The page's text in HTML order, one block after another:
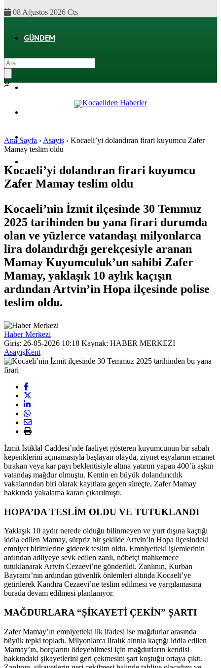
08 Ağustos 2026 Cts
GÜNDEM
SPOR
SAĞLIK
Ana Sayfa › Asayiş › Kocaeli’yi dolandıran firari kuyumcu Zafer
Mamay teslim oldu
Kocaeli’yi dolandıran firari kuyumcu
Zafer Mamay teslim oldu
Kocaeli’nin İzmit ilçesinde 30 Temmuz
2025 tarihinden bu yana firari durumda
olan ve yüzlerce vatandaşı milyonlarca
lira dolandırdığı gerekçesiyle aranan
Mamay Kuyumculuk’un sahibi Zafer
Mamay, yaklaşık 10 aylık kaçışın
ardından Artvin’in Hopa ilçesinde polise
teslim oldu.
Haber Merkezi
Giriş: 26-05-2026 10:18 Kaynak: HABER MERKEZI
AsayişKent
İzmit İstiklal Caddesi’nde faaliyet gösteren kuyumcunun bir sabah
kepenklerini açmamasıyla başlayan olayda, ziynet eşyalarını emanet
bırakan veya kar payı beklentisiyle altına yatırım yapan 400’ü aşkın
vatandaş mağdur olmuştu. Kentin en büyük dolandırıcılık
vakalarından biri olarak kayıtlara geçen süreçte, Zafer Mamay
hakkında yakalama kararı çıkarılmıştı.
HOPA’DA TESLİM OLDU VE TUTUKLANDI
Yaklaşık 10 aydır nerede olduğu bilinmeyen ve yurt dışına kaçtığı
iddia edilen Mamay, sürpriz bir şekilde Artvin’in Hopa ilçesindeki
emniyet birimlerine giderek teslim oldu. Emniyetteki işlemlerinin
ardından adliyeye sevk edilen zanlı, nöbetçi mahkemece
tutuklanarak Artvin Cezaevi’ne gönderildi. Zanlının, Kurban
Bayramı’nın ardından güvenlik önlemleri altında Kocaeli’ye
getirilerek Kandıra Cezaevi’ne teslim edilmesi ve yargılamasına
burada devam edilmesi planlanıyor.
MAĞDURLARA “ŞİKAYETİ ÇEKİN” ŞARTI
Zafer Mamay’ın emniyetteki ilk ifadesi ise mağdurlar arasında
büyük tepki topladı. Milyonlarca liralık altınla kaçtığı iddia edilen
Mamay’ın, borçlarını ödeyebilmesi için mağdurların kendisi
hakkındaki şikayetlerini geri çekmesini şart koştuğu ortaya çıktı.